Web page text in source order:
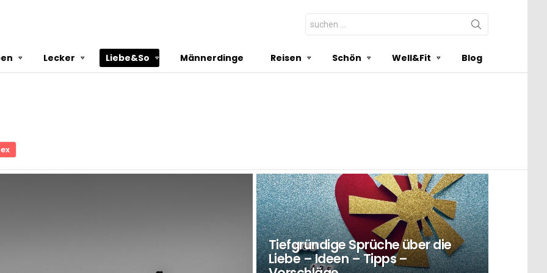
Search
for:
Lecker Liebe&So Männerdinge Reisen Schön Well&Fit Blog
Tiefgründige Sprüche über die
Liebe – Ideen – Tipps –